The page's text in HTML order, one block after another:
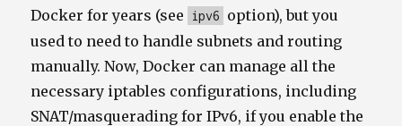
Docker for years (see
ipv6 option), but you
used to need to handle subnets and routing
manually. Now, Docker can manage all the
necessary iptables configurations, including
SNAT/masquerading for IPv6, if you enable the